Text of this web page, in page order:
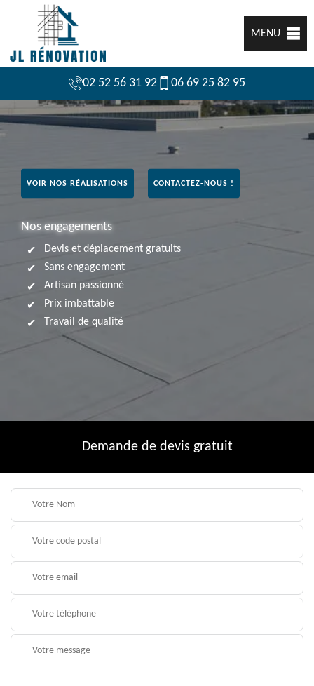
MENU
02 52 56 31 92 06 69 25 82 95
VOIR NOS RÉALISATIONS CONTACTEZ-NOUS !
Nos engagements
Devis et déplacement gratuits
Sans engagement
Artisan passionné
Prix imbattable
Travail de qualité
Demande de devis gratuit